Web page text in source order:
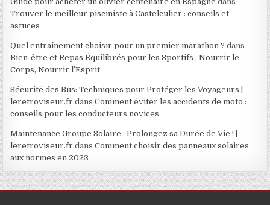
Trouver le meilleur pisciniste à Castelculier : conseils et
astuces
Quel entraînement choisir pour un premier marathon ? dans
Bien-être et Repas Équilibrés pour les Sportifs : Nourrir le
Corps, Nourrir l’Esprit
Sécurité des Bus: Techniques pour Protéger les Voyageurs |
leretroviseur.fr dansComment éviter les accidents de moto :
conseils pour les conducteurs novices
Maintenance Groupe Solaire : Prolongez sa Durée de Vie ! |
leretroviseur.fr dansComment choisir des panneaux solaires
aux normes en 2023